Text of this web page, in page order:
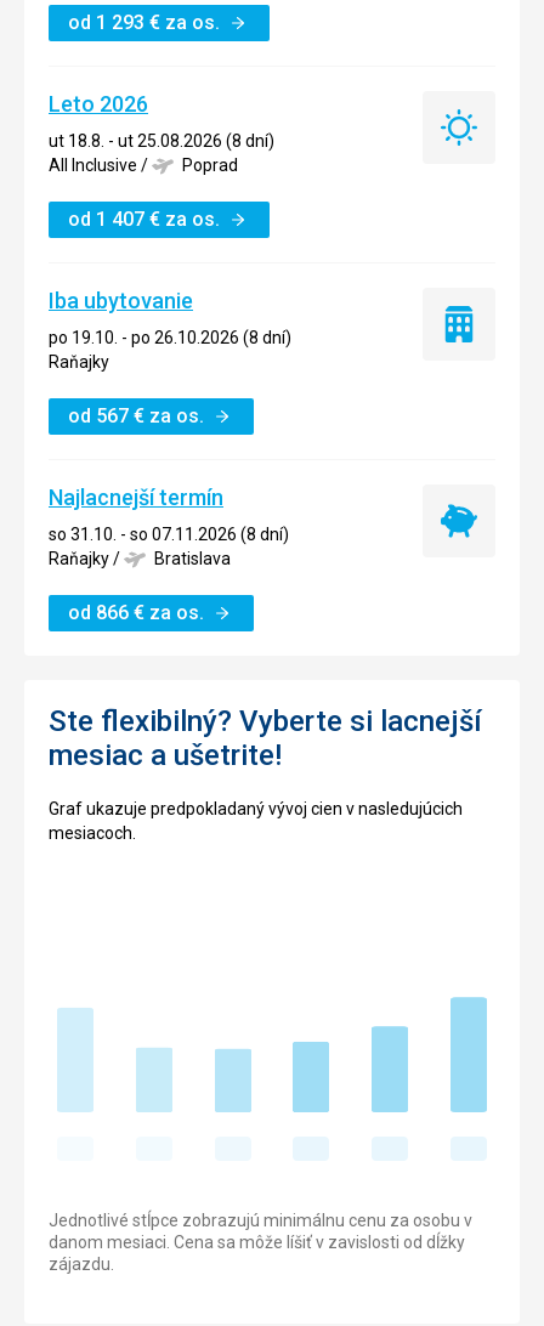
od 1 293 € za os.
Leto 2026
ut 18.8. - ut 25.08.2026 (8 dní)
All Inclusive / Poprad
od 1 407 € za os.
Leto
Iba ubytovanie
po 19.10. - po 26.10.2026 (8 dní)
Raňajky
od 567 € za os.
Iba
Najlacnejší termín
so 31.10. - so 07.11.2026 (8 dní)
Raňajky/ Bratislava
od 866 € za os.
Najlacnejší
Ste flexibilný? Vyberte si lacnejší
mesiac a ušetrite!
Graf ukazuje predpokladaný vývoj cien v nasledujúcich
mesiacoch.
Jednotlivé stĺpce zobrazujú minimálnu cenu za osobu v
danom mesiaci. Cena sa môže líšiť v zavislosti od dĺžky
zájazdu.